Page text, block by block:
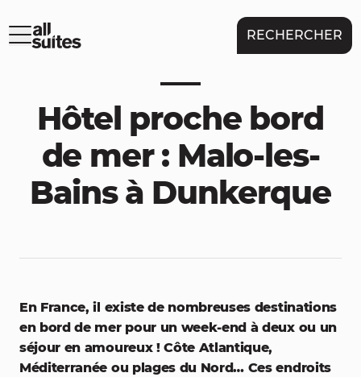
RECHERCHER
Hôtel proche bord
de mer : Malo-les-
Bains à Dunkerque
En France, il existe de nombreuses destinations
en bord de mer pour un week-end à deux ou un
séjour en amoureux ! Côte Atlantique,
Méditerranée ou plages du Nord… Ces endroits